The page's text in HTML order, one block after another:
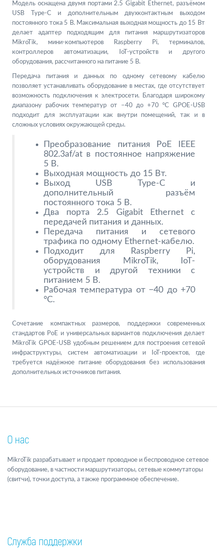
Модель оснащена двумя портами 2.5 Gigabit Ethernet, разъёмом
USB Type-C и дополнительным двухконтактным выходом
постоянного тока 5 В. Максимальная выходная мощность до 15 Вт
делает адаптер подходящим для питания маршрутизаторов
MikroTik, мини-компьютеров Raspberry Pi, терминалов,
контроллеров автоматизации, IoT-устройств и другого
оборудования, рассчитанного на питание 5 В.
Передача питания и данных по одному сетевому кабелю
позволяет устанавливать оборудование в местах, где отсутствует
возможность подключения к электросети. Благодаря широкому
диапазону рабочих температур от −40 до +70 °C GPOE-USB
подходит для эксплуатации как внутри помещений, так и в
сложных условиях окружающей среды.
Преобразование питания PoE IEEE
802.3af/at в постоянное напряжение
5 В.
Выходная мощность до 15 Вт.
Выход USB Type-C и
дополнительный разъём
постоянного тока 5 В.
Два порта 2.5 Gigabit Ethernet с
передачей питания и данных.
Передача питания и сетевого
трафика по одному Ethernet-кабелю.
Подходит для Raspberry Pi,
оборудования MikroTik, IoT-
устройств и другой техники с
питанием 5 В.
Рабочая температура от −40 до +70
°C.
Сочетание компактных размеров, поддержки современных
стандартов PoE и универсальных вариантов подключения делает
MikroTik GPOE-USB удобным решением для построения сетевой
инфраструктуры, систем автоматизации и IoT-проектов, где
требуется надёжное питание оборудования без использования
дополнительных источников питания.
О нас
MikroTik разрабатывает и продает проводное и беспроводное сетевое
оборудование, в частности маршрутизаторы, сетевые коммутаторы
(свитчи), точки доступа, а также программное обеспечение.
Служба поддержки